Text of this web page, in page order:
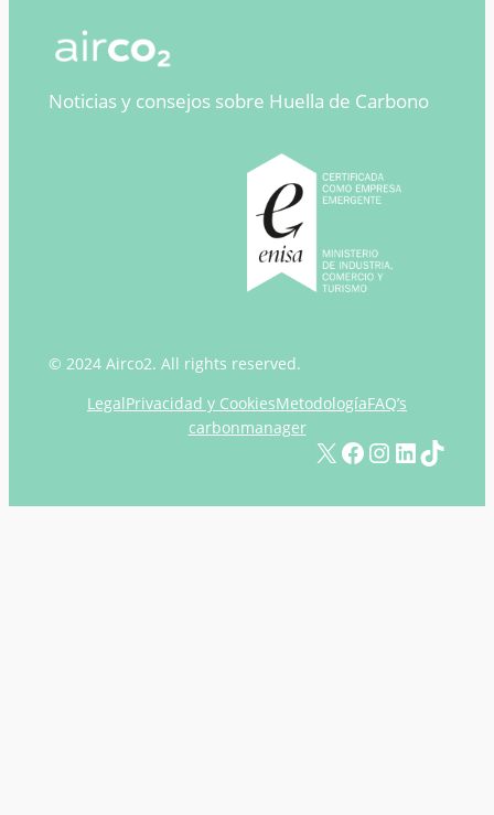
Noticias y consejos sobre Huella de Carbono
© 2024 Airco2. All rights reserved.
LegalPrivacidad y CookiesMetodologíaFAQ’s
carbonmanager
X Facebook InstagramLinkedIn TikTok